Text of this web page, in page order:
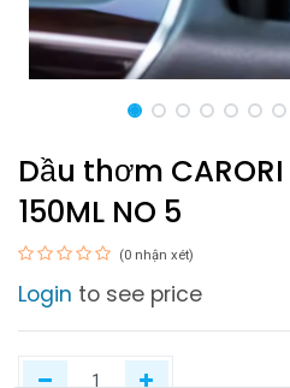
Dầu thơm CARORI
150ML NO 5
(0 nhận xét)
Login to see price